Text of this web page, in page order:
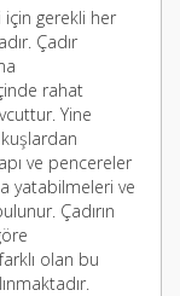
için gerekli her
Çadır
rahat
Yine
ve pencereler
yatabilmeleri ve
Çadırın
olan bu